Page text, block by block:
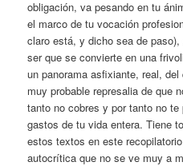
obligación, va pesando en tu
el marco de tu vocación
claro está, y dicho sea de
ser que se convierte en una
un panorama asfixiante, real,
muy probable represalia de que
tanto no cobres y por tanto no
gastos de tu vida entera. Tiene
estos textos en este
autocrítica que no se ve muy a